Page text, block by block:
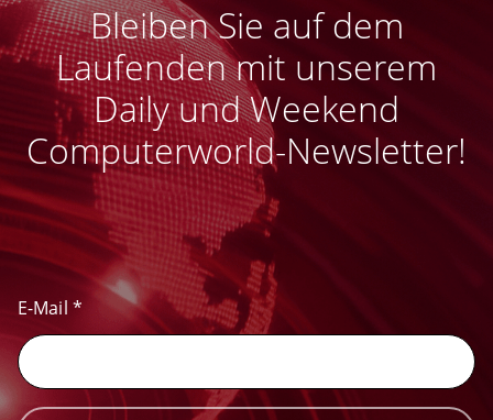
Bleiben Sie auf dem
Laufenden mit unserem
Daily und Weekend
Computerworld-Newsletter!
E-Mail *